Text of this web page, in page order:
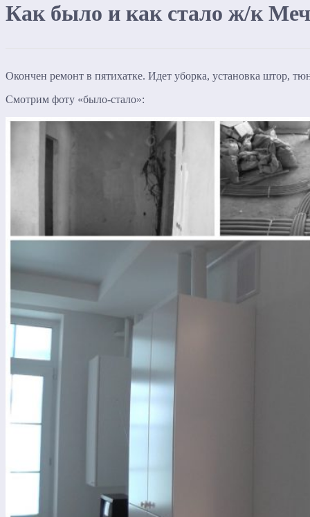
Как было и как стало ж/к
Окончен ремонт в пятихатке. Идет уборка, установка штор,
Смотрим фоту «было-стало»: